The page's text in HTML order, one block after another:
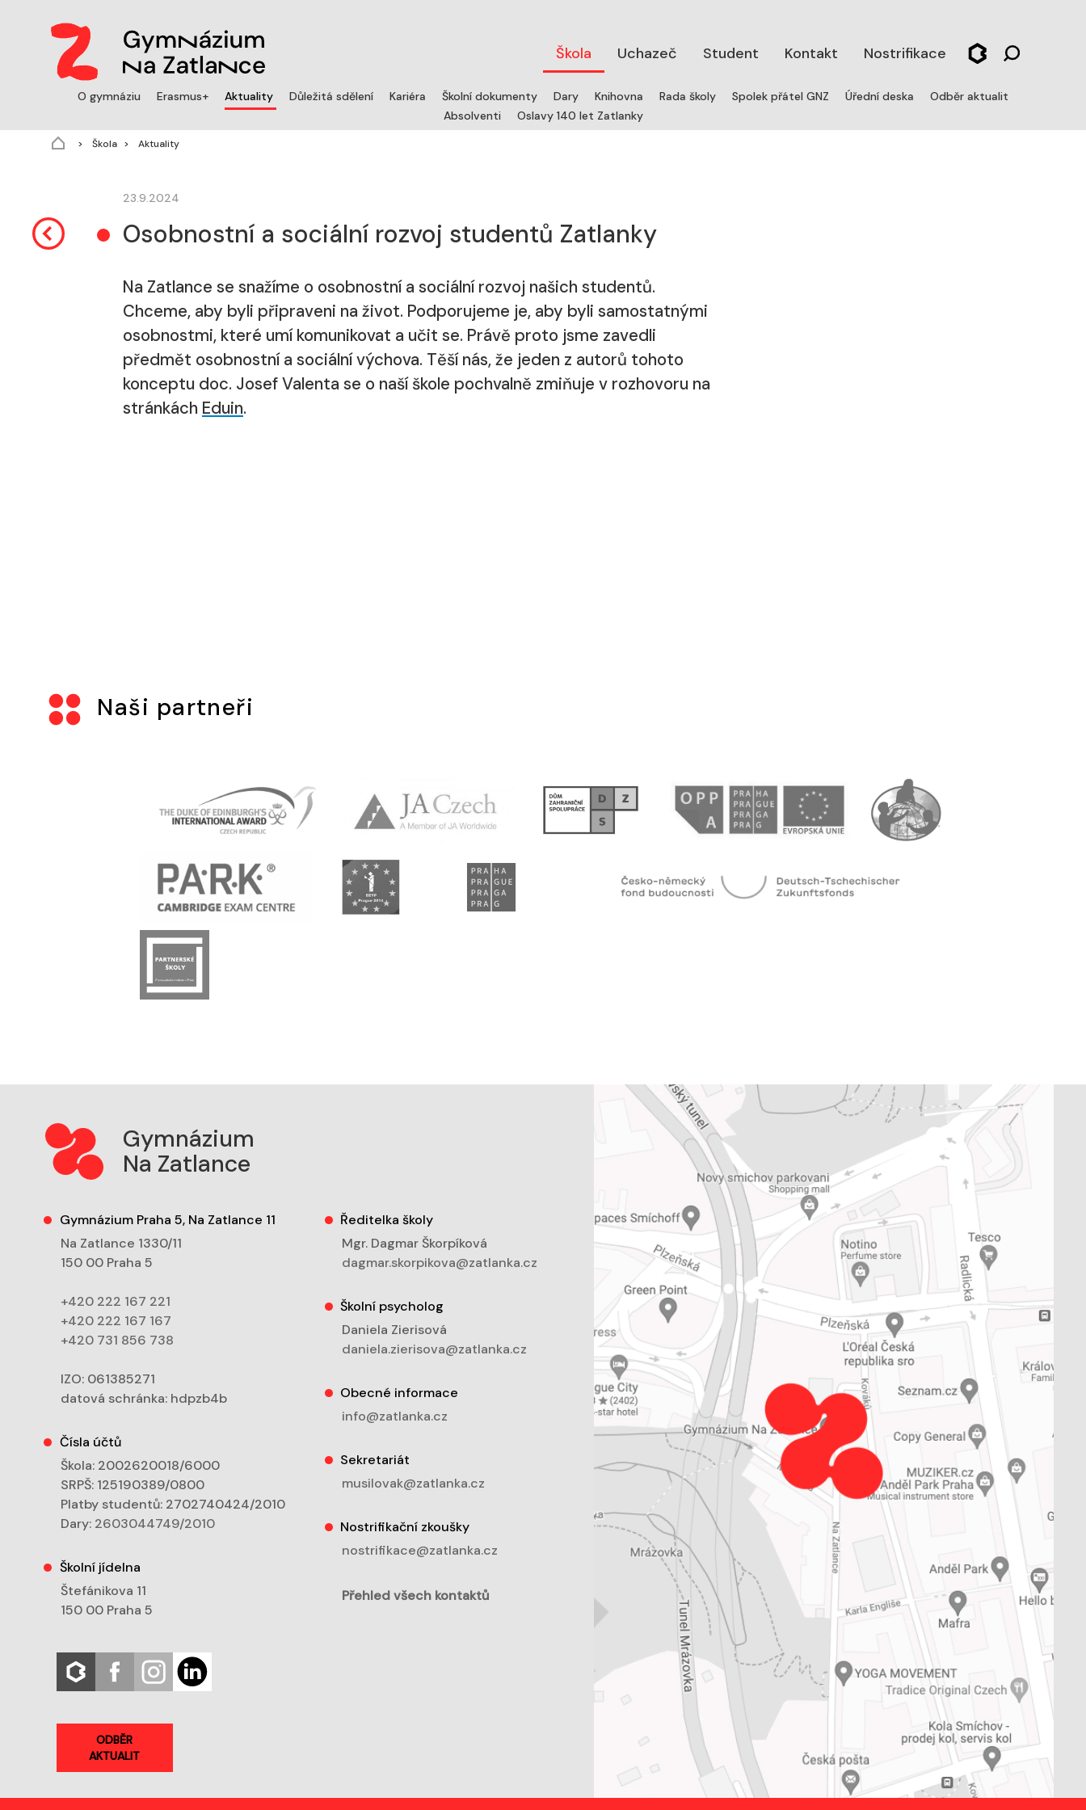
Škola Uchazeč Student Kontakt Nostrifikace
O gymnáziu Erasmus+ Aktuality (aktuální)
Důležitá sdělení Kariéra Školní dokumenty Dary Knihovna Rada školy Spolek přátel GNZ Úřední deska
Odběr aktualit
Absolventi
Oslavy 140 let Zatlanky
Škola Aktuality
23.9.2024
Osobnostní a sociální rozvoj studentů Zatlanky
Na Zatlance se snažíme o osobnostní a sociální rozvoj našich studentů.
Chceme, aby byli připraveni na život. Podporujeme je, aby byli samostatnými
osobnostmi, které umí komunikovat a učit se. Právě proto jsme zavedli
předmět osobnostní a sociální výchova. Těší nás, že jeden z autorů tohoto
konceptu doc. Josef Valenta se o naší škole pochvalně zmiňuje v rozhovoru na
stránkách Eduin.
Naši partneři
Gymnázium
Na Zatlance
Gymnázium Praha 5, Na Zatlance 11
Na Zatlance 1330/11
150 00 Praha 5
+420 222 167 221
+420 222 167 167
+420 731 856 738
IZO: 061385271
datová schránka: hdpzb4b
Čísla účtů
Škola: 2002620018/6000
SRPŠ: 125190389/0800
Platby studentů: 2702740424/2010
Dary: 2603044749/2010
Školní jídelna
Štefánikova 11
150 00 Praha 5
ODBĚR
AKTUALIT
Ředitelka školy
Mgr. Dagmar Škorpíková
dagmar.skorpikova@zatlanka.cz
Školní psycholog
Daniela Zierisová
daniela.zierisova@zatlanka.cz
Obecné informace
info@zatlanka.cz
Sekretariát
musilovak@zatlanka.cz
Nostrifikační zkoušky
nostrifikace@zatlanka.cz
Přehled všech kontaktů